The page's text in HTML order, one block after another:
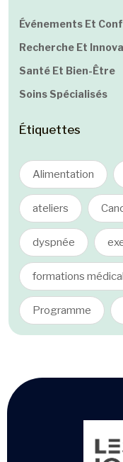
Événements Et
Recherche Et
Santé Et Bien-Être
Soins Spécialisés
Étiquettes
Alimentation
ateliers
dyspnée
formations
Programme